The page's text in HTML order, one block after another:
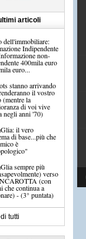
articoli
dell'immobiliare:
Indipendente
non-
400mila euro
euro...
stanno arrivando
il vostro
(mentre la
di voi vive
negli anni '70)
il vero
di base...più che
è
sempre più
verso
(con
che continua a
- (3° puntata)
tutti